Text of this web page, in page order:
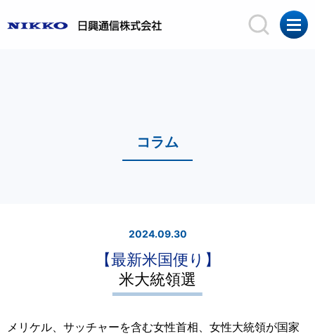
コラム
2024.09.30
【最新米国便り】
米大統領選
メリケル、サッチャーを含む女性首相、女性大統領が国家